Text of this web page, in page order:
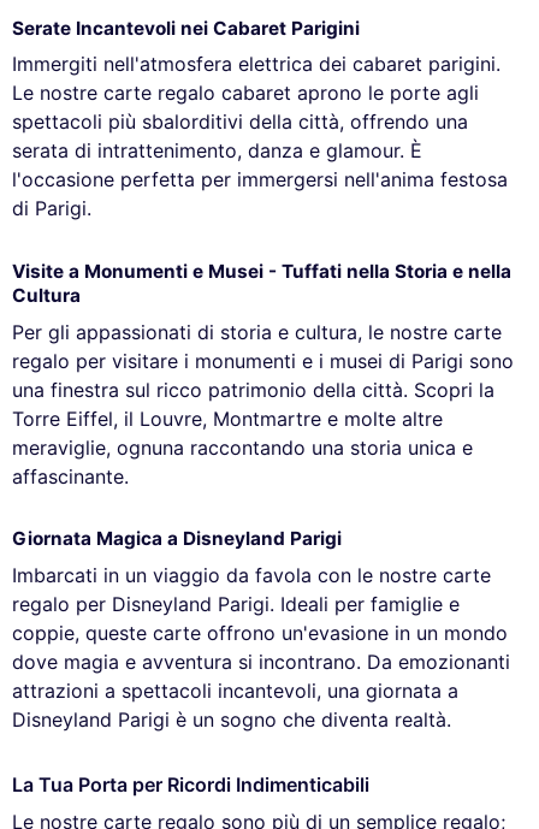
Serate Incantevoli nei Cabaret Parigini
Immergiti nell'atmosfera elettrica dei cabaret parigini.
Le nostre carte regalo cabaret aprono le porte agli
spettacoli più sbalorditivi della città, offrendo una
serata di intrattenimento, danza e glamour. È
l'occasione perfetta per immergersi nell'anima festosa
di Parigi.
Visite a Monumenti e Musei - Tuffati nella Storia e nella
Cultura
Per gli appassionati di storia e cultura, le nostre carte
regalo per visitare i monumenti e i musei di Parigi sono
una finestra sul ricco patrimonio della città. Scopri la
Torre Eiffel, il Louvre, Montmartre e molte altre
meraviglie, ognuna raccontando una storia unica e
affascinante.
Giornata Magica a Disneyland Parigi
Imbarcati in un viaggio da favola con le nostre carte
regalo per Disneyland Parigi. Ideali per famiglie e
coppie, queste carte offrono un'evasione in un mondo
dove magia e avventura si incontrano. Da emozionanti
attrazioni a spettacoli incantevoli, una giornata a
Disneyland Parigi è un sogno che diventa realtà.
La Tua Porta per Ricordi Indimenticabili
Le nostre carte regalo sono più di un semplice regalo;